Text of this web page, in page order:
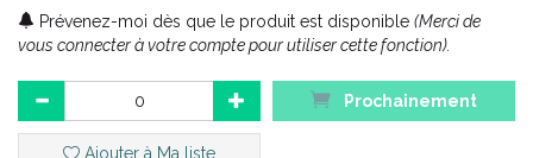
Code ACL : 9173788
Code EAN : 8710604763561
Prévenez-moi dès que le produit est disponible (Merci de
vous connecter à votre compte pour utiliser cette fonction).
Prochainement
Ajouter à Ma liste